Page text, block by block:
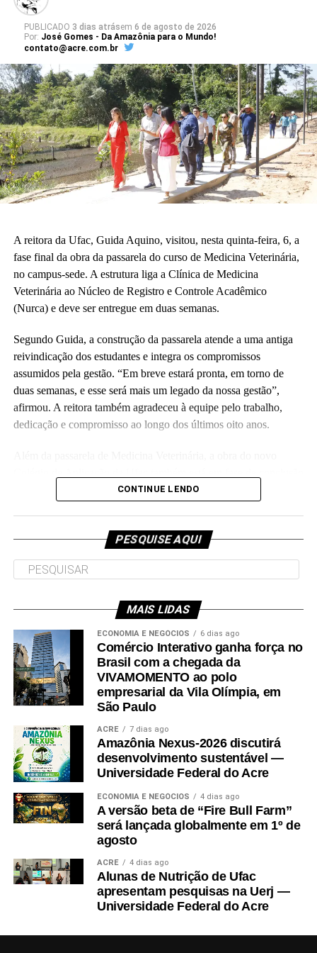
O diretor do CAp, Ceilton França, enfatizou a adequação do
projeto arquitetônico às necessidades da educação básica. “Para
nós o sonho já está acontecendo. Quando enxergamos que a
construção existe, é uma construção adequada à nossa realidade
da educação básica.”
A vice-diretora do CAp, Alessandra Perez Lima, destacou a
relevância do novo espaço para a rotina pedagógica e acadêmica.
“Muito em breve vamos deixar de ser nômades e teremos o
nosso lugar. Eu olho para cada espaço aqui e já vejo essas
crianças correndo e sendo felizes.”
Também participaram da cerimônia o pró-reitor de Planejamento,
prefeito do campus, Artesson Cruz; além de professores, técnico-
administrativos, estudantes e representantes da construtora
responsável pela obra.
(Fhagner Soares, estagiário Ascom/Ufac)
PUBLICADO 3 dias atrásem 6 de agosto de 2026
Por: José Gomes - Da Amazônia para o Mundo!
contato@acre.com.br
A reitora da Ufac, Guida Aquino, visitou, nesta quinta-feira, 6, a
fase final da obra da passarela do curso de Medicina Veterinária,
no campus-sede. A estrutura liga a Clínica de Medicina
Veterinária ao Núcleo de Registro e Controle Acadêmico
(Nurca) e deve ser entregue em duas semanas.
Segundo Guida, a construção da passarela atende a uma antiga
reivindicação dos estudantes e integra os compromissos
assumidos pela gestão. “Em breve estará pronta, em torno de
duas semanas, e esse será mais um legado da nossa gestão”,
afirmou. A reitora também agradeceu à equipe pelo trabalho,
dedicação e compromisso ao longo dos últimos oito anos.
e deve ser entregue em breve.CONTINUE LENDO
PESQUISE AQUI
MAIS LIDAS
ECONOMIA E NEGÓCIOS 6 dias ago
Comércio Interativo ganha força no
Brasil com a chegada da
VIVAMOMENTO ao polo
empresarial da Vila Olímpia, em
São Paulo
ACRE 7 dias ago
Amazônia Nexus-2026 discutirá
desenvolvimento sustentável —
Universidade Federal do Acre
ECONOMIA E NEGÓCIOS 4 dias ago
A versão beta de “Fire Bull Farm”
será lançada globalmente em 1º de
agosto
ACRE 4 dias ago
Alunas de Nutrição de Ufac
apresentam pesquisas na Uerj —
Universidade Federal do Acre